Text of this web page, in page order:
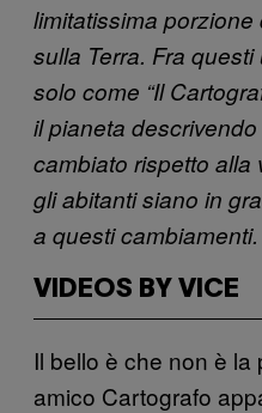
limitatissima
sulla Terra. Fra
solo come “Il
il pianeta
cambiato rispetto alla
gli abitanti siano in
a questi cambiamenti.
VIDEOS BY VICE
Il bello è che non è
amico Cartografo